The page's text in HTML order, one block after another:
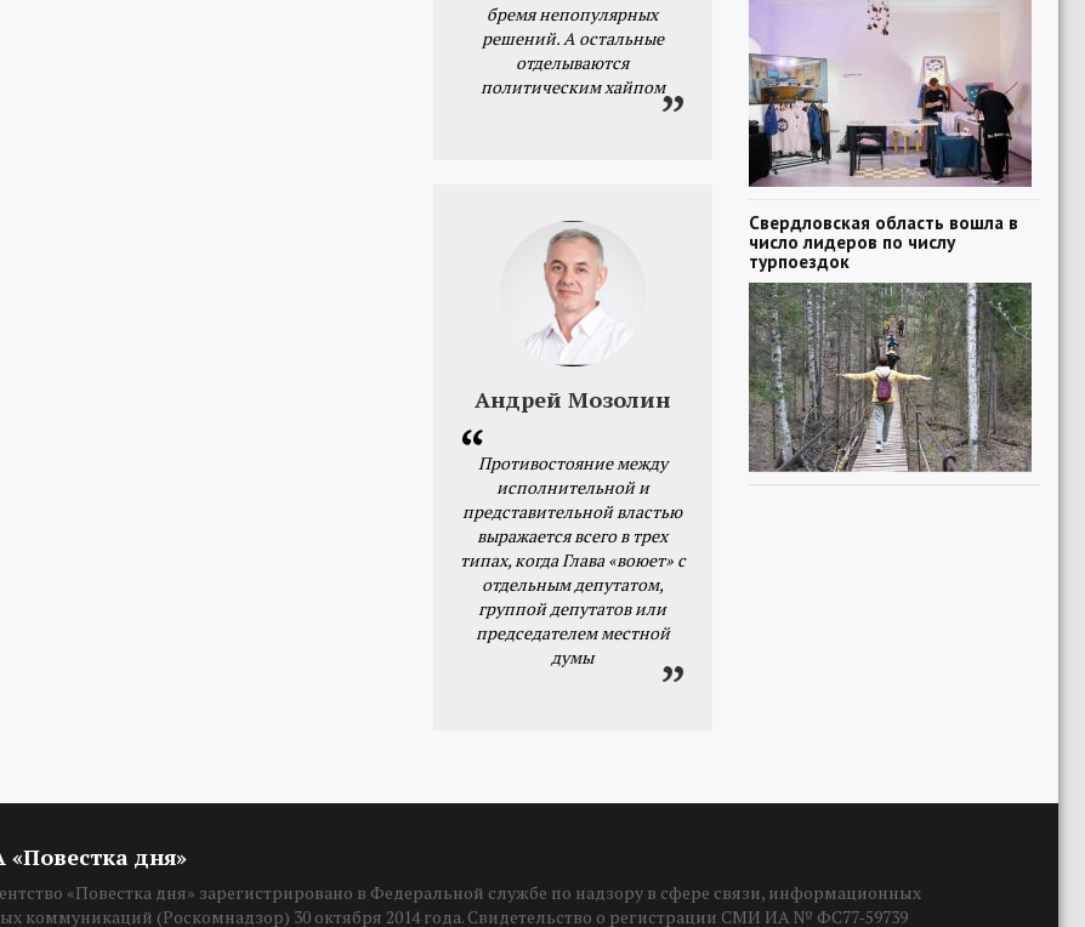
бремя непопулярных
решений. А остальные
отделываются
политическим хайпом
Андрей Мозолин
Противостояние между
исполнительной и
представительной властью
выражается всего в трех
типах, когда Глава «воюет» с
отдельным депутатом,
группой депутатов или
председателем местной
думы
Свердловская область вошла в
число лидеров по числу
турпоездок
«Повестка дня»
«Повестка дня» зарегистрировано в Федеральной службе по надзору в сфере связи, информационных
коммуникаций (Роскомнадзор) 30 октября 2014 года. Свидетельство о регистрации СМИ ИА № ФС77-59739